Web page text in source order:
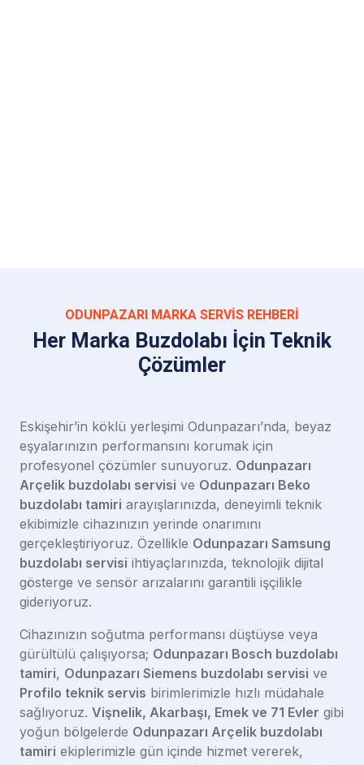
ODUNPAZARI MARKA SERVIS REHBERI
Her Marka Buzdolabı İçin Teknik
Çözümler
Eskişehir’in köklü yerleşimi Odunpazarı’nda, beyaz
eşyalarınızın performansını korumak için
profesyonel çözümler sunuyoruz. Odunpazarı
Arçelik buzdolabı servisi ve Odunpazarı Beko
buzdolabı tamiri arayışlarınızda, deneyimli teknik
ekibimizle cihazınızın yerinde onarımını
gerçekleştiriyoruz. Özellikle Odunpazarı Samsung
buzdolabı servisi ihtiyaçlarınızda, teknolojik dijital
gösterge ve sensör arızalarını garantili işçilikle
gideriyoruz.
Cihazınızın soğutma performansı düştüyse veya
gürültülü çalışıyorsa; Odunpazarı Bosch buzdolabı
tamiri, Odunpazarı Siemens buzdolabı servisi ve
Profilo teknik servis birimlerimizle hızlı müdahale
sağlıyoruz. Vişnelik, Akarbaşı, Emek ve 71 Evler gibi
yoğun bölgelerde Odunpazarı Arçelik buzdolabı
tamiri ekiplerimizle gün içinde hizmet vererek,